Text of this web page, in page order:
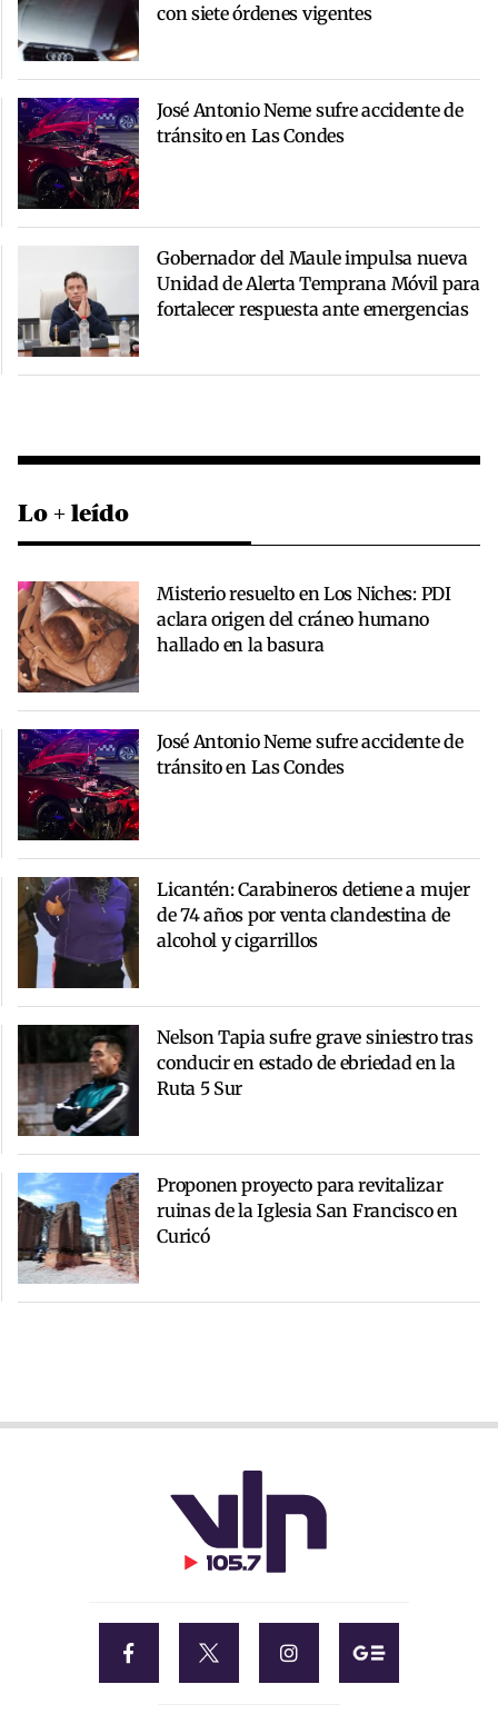
con siete órdenes vigentes
José Antonio Neme sufre accidente de
tránsito en Las Condes
Gobernador del Maule impulsa nueva
Unidad de Alerta Temprana Móvil para
fortalecer respuesta ante emergencias
Lo + leído
Misterio resuelto en Los Niches: PDI
aclara origen del cráneo humano
hallado en la basura
José Antonio Neme sufre accidente de
tránsito en Las Condes
Licantén: Carabineros detiene a mujer
de 74 años por venta clandestina de
alcohol y cigarrillos
Nelson Tapia sufre grave siniestro tras
conducir en estado de ebriedad en la
Ruta 5 Sur
Proponen proyecto para revitalizar
ruinas de la Iglesia San Francisco en
Curicó